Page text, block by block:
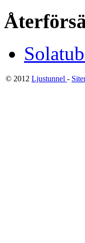
© 2012 Ljustunnel -